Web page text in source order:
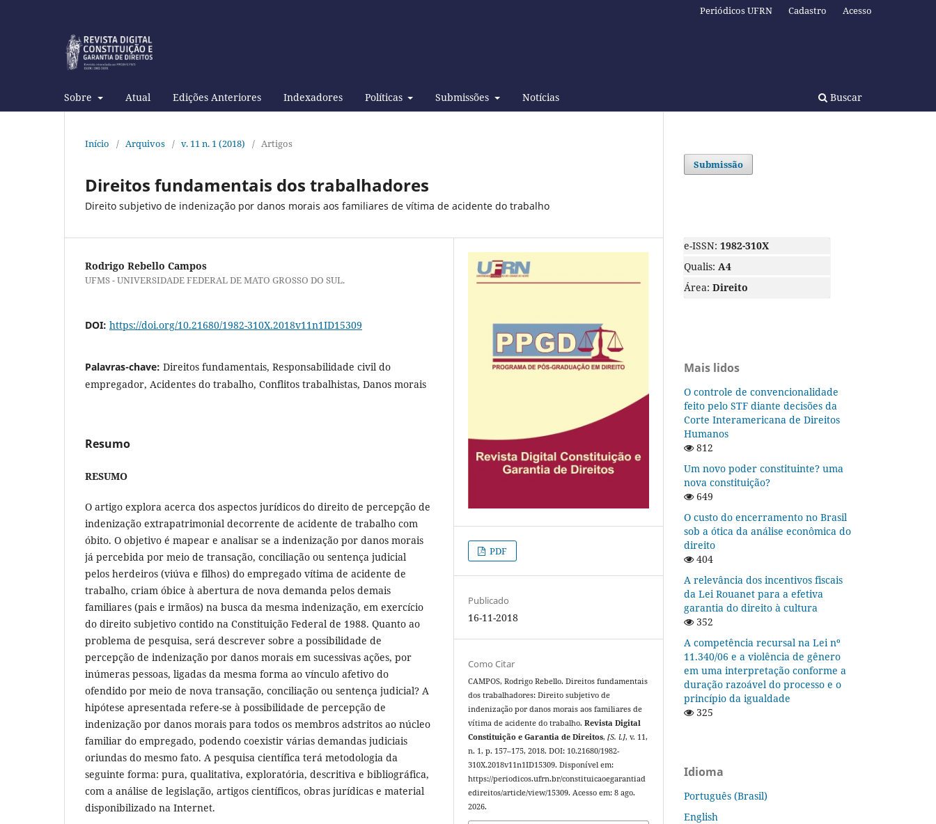
Sobre Atual Edições Anteriores Indexadores Políticas Submissões Notícias Buscar
Periódicos UFRN Cadastro Acesso
Início / Arquivos / v. 11 n. 1 (2018) / Artigos
Direitos fundamentais dos trabalhadores
Direito subjetivo de indenização por danos morais aos familiares de vítima de acidente do trabalho
Rodrigo Rebello Campos
UFMS - UNIVERSIDADE FEDERAL DE MATO GROSSO DO SUL.
DOI: https://doi.org/10.21680/1982-310X.2018v11n1ID15309
Palavras-chave: Direitos fundamentais, Responsabilidade civil do
empregador, Acidentes do trabalho, Conflitos trabalhistas, Danos morais
Resumo
RESUMO
O artigo explora acerca dos aspectos jurídicos do direito de percepção de
indenização extrapatrimonial decorrente de acidente de trabalho com
óbito. O objetivo é mapear e analisar se a indenização por danos morais
já percebida por meio de transação, conciliação ou sentença judicial
pelos herdeiros (viúva e filhos) do empregado vítima de acidente de
trabalho, criam óbice à abertura de nova demanda pelos demais
familiares (pais e irmãos) na busca da mesma indenização, em exercício
do direito subjetivo contido na Constituição Federal de 1988. Quanto ao
problema de pesquisa, será descrever sobre a possibilidade de
percepção de indenização por danos morais em sucessivas ações, por
inúmeras pessoas, ligadas da mesma forma ao vínculo afetivo do
ofendido por meio de nova transação, conciliação ou sentença judicial? A
hipótese apresentada refere-se à possibilidade de percepção de
indenização por danos morais para todos os membros adstritos ao núcleo
familiar do empregado, podendo coexistir várias demandas judiciais
oriundas do mesmo fato. A pesquisa científica terá metodologia da
seguinte forma: pura, qualitativa, exploratória, descritiva e bibliográfica,
com a análise de legislação, artigos científicos, obras jurídicas e material
disponibilizado na Internet.
PDF
Publicado
16-11-2018
Como Citar
CAMPOS, Rodrigo Rebello. Direitos fundamentais
dos trabalhadores: Direito subjetivo de
indenização por danos morais aos familiares de
vítima de acidente do trabalho.Revista Digital
Constituição e Garantia de Direitos,[S. l.], v. 11,
n. 1, p. 157–175, 2018. DOI: 10.21680/1982-
310X.2018v11n1ID15309. Disponível em:
https://periodicos.ufrn.br/constituicaoegarantiad
edireitos/article/view/15309. Acesso em: 8 ago.
2026.
Submissão
e-ISSN: 1982-310X
Qualis: A4
Área: Direito
Mais lidos
O controle de convencionalidade
feito pelo STF diante decisões da
Corte Interamericana de Direitos
Humanos
812
Um novo poder constituinte? uma
nova constituição?
649
O custo do encerramento no Brasil
sob a ótica da análise econômica do
direito
404
A relevância dos incentivos fiscais
da Lei Rouanet para a efetiva
garantia do direito à cultura
352
A competência recursal na Lei nº
11.340/06 e a violência de gênero
em uma interpretação conforme a
duração razoável do processo e o
princípio da igualdade
325
Idioma
Português (Brasil)
English